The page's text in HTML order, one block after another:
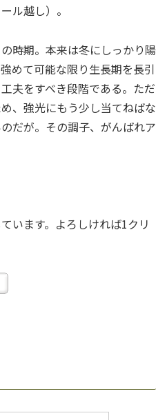
ル越し）。
時期。本来は冬にしっかり陽
めて可能な限り生長期を長引
夫をすべき段階である。ただ
、強光にもう少し当てねばな
だが。その調子、がんばれア
います。よろしければ1クリ